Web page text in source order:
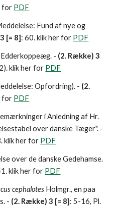
for PDF
Fund af nye og
[= 8]: 60. klik her for PDF
Edderkoppeæg. - (2. Række) 3
klik her for PDF
Opfordring). - (2.
for PDF
i Anledning af Hr.
klik her for PDF
over de danske Gedehamse.
klik her for PDF
cephalotes Holmgr., en paa
- (2. Række) 3 [= 8]: 5-16, Pl.